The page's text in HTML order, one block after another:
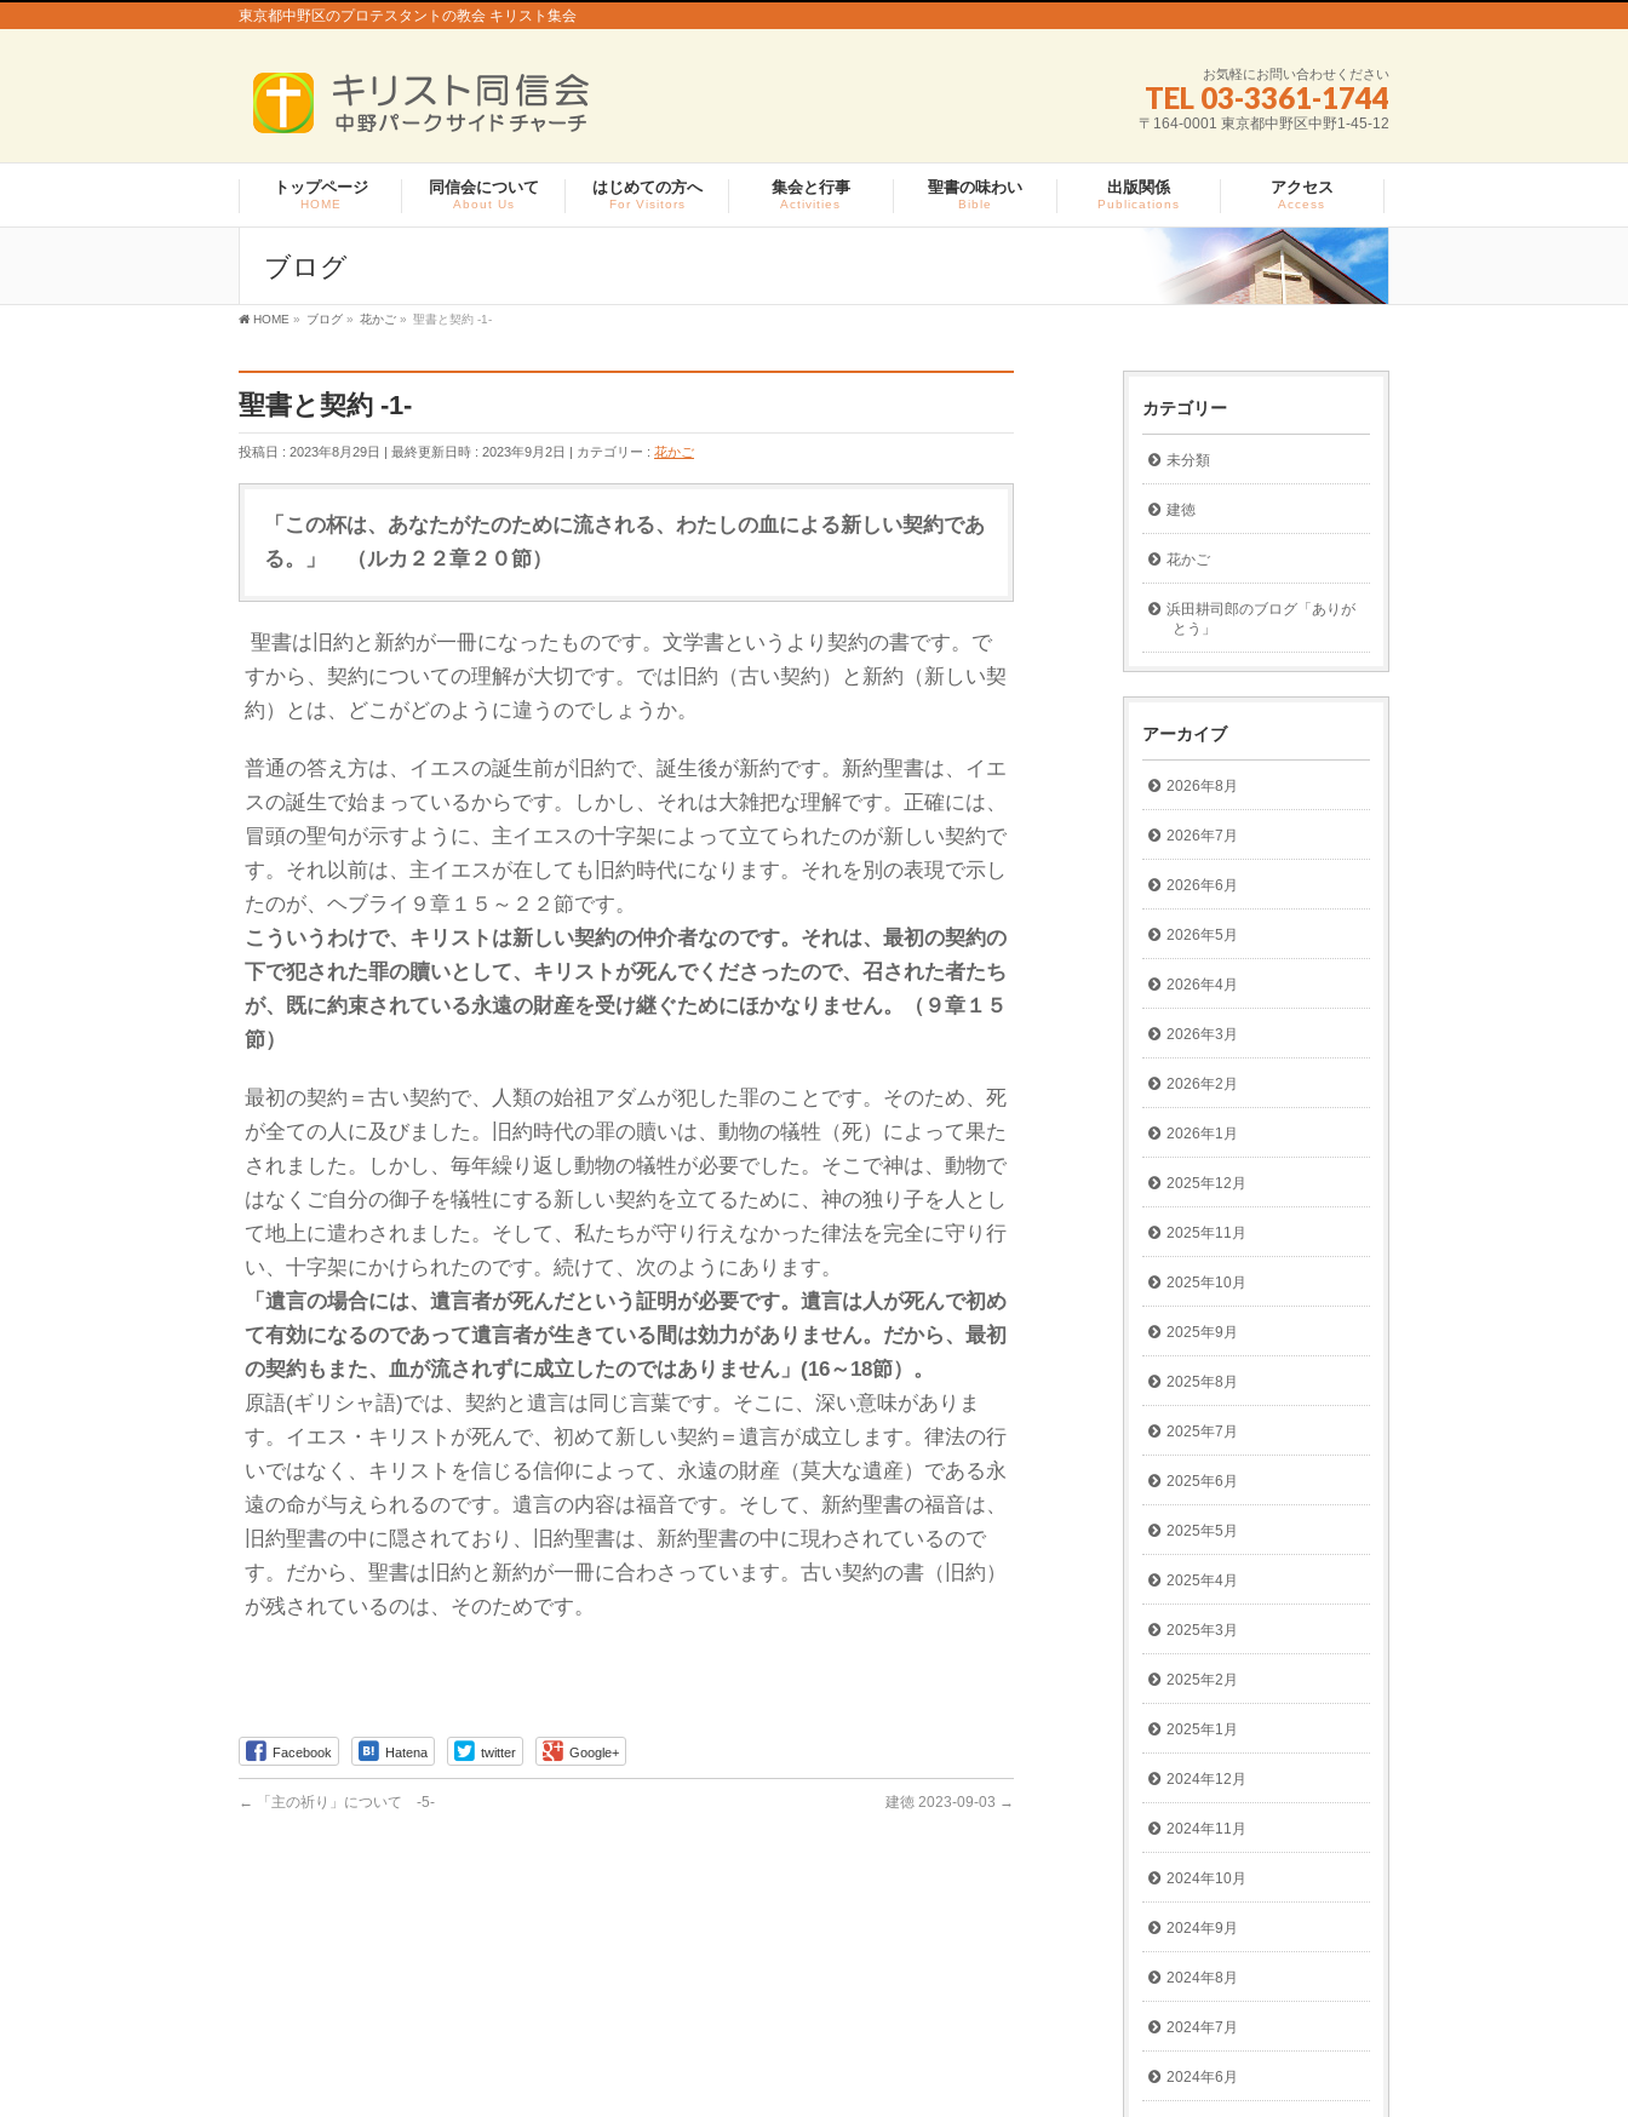
東京都中野区のプロテスタントの教会 キリスト集会
お気軽にお問い合わせください
TEL 03-3361-1744
〒164-0001 東京都中野区中野1-45-12
トップページ
HOME
同信会について
About Us
はじめての方へ
For Visitors
集会と行事
Activities
聖書の味わい
Bible
出版関係
Publications
アクセス
Access
ブログ
HOME » ブログ » 花かご » 聖書と契約 -1-
聖書と契約 -1-
投稿日 : 2023年8月29日 最終更新日時 : 2023年9月2日 カテゴリー : 花かご
「この杯は、あなたがたのために流される、わたしの血による新しい契約であ
る。」 （ルカ２２章２０節）
聖書は旧約と新約が一冊になったものです。文学書というより契約の書です。で
すから、契約についての理解が大切です。では旧約（古い契約）と新約（新しい契
約）とは、どこがどのように違うのでしょうか。
普通の答え方は、イエスの誕生前が旧約で、誕生後が新約です。新約聖書は、イエ
スの誕生で始まっているからです。しかし、それは大雑把な理解です。正確には、
冒頭の聖句が示すように、主イエスの十字架によって立てられたのが新しい契約で
す。それ以前は、主イエスが在しても旧約時代になります。それを別の表現で示し
たのが、ヘブライ９章１５～２２節です。
こういうわけで、キリストは新しい契約の仲介者なのです。それは、最初の契約の
下で犯された罪の贖いとして、キリストが死んでくださったので、召された者たち
が、既に約束されている永遠の財産を受け継ぐためにほかなりません。（９章１５
節）
最初の契約＝古い契約で、人類の始祖アダムが犯した罪のことです。そのため、死
が全ての人に及びました。旧約時代の罪の贖いは、動物の犠牲（死）によって果た
されました。しかし、毎年繰り返し動物の犠牲が必要でした。そこで神は、動物で
はなくご自分の御子を犠牲にする新しい契約を立てるために、神の独り子を人とし
て地上に遣わされました。そして、私たちが守り行えなかった律法を完全に守り行
い、十字架にかけられたのです。続けて、次のようにあります。
「遺言の場合には、遺言者が死んだという証明が必要です。遺言は人が死んで初め
て有効になるのであって遺言者が生きている間は効力がありません。だから、最初
の契約もまた、血が流されずに成立したのではありません」(16～ 18節）。
原語(ギリシャ語)では、契約と遺言は同じ言葉です。そこに、深い意味がありま
す。イエス・キリストが死んで、初めて新しい契約＝遺言が成立します。律法の行
いではなく、キリストを信じる信仰によって、永遠の財産（莫大な遺産）である永
遠の命が与えられるのです。遺言の内容は福音です。そして、新約聖書の福音は、
旧約聖書の中に隠されており、旧約聖書は、新約聖書の中に現わされているので
す。だから、聖書は旧約と新約が一冊に合わさっています。古い契約の書（旧約）
が残されているのは、そのためです。
Facebook Hatena twitter Google+
← 「主の祈り」について -5- 建徳 2023-09-03 →
カテゴリー
未分類
建徳
花かご
浜田耕司郎のブログ「ありが
とう」
アーカイブ
2026年8月
2026年7月
2026年6月
2026年5月
2026年4月
2026年3月
2026年2月
2026年1月
2025年12月
2025年11月
2025年10月
2025年9月
2025年8月
2025年7月
2025年6月
2025年5月
2025年4月
2025年3月
2025年2月
2025年1月
2024年12月
2024年11月
2024年10月
2024年9月
2024年8月
2024年7月
2024年6月